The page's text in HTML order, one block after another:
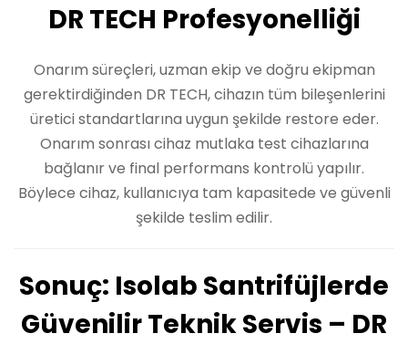
DR TECH Profesyonelliği
Onarım süreçleri, uzman ekip ve doğru ekipman
gerektirdiğinden DR TECH, cihazın tüm bileşenlerini
üretici standartlarına uygun şekilde restore eder.
Onarım sonrası cihaz mutlaka test cihazlarına
bağlanır ve final performans kontrolü yapılır.
Böylece cihaz, kullanıcıya tam kapasitede ve güvenli
şekilde teslim edilir.
Sonuç: Isolab Santrifüjlerde
Güvenilir Teknik Servis – DR